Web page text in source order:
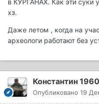
в КУРГАНАХ. Как эти суки
хз.
Даже летом , когда на
археологи работают без
Константин 1960
Опубликовано 19